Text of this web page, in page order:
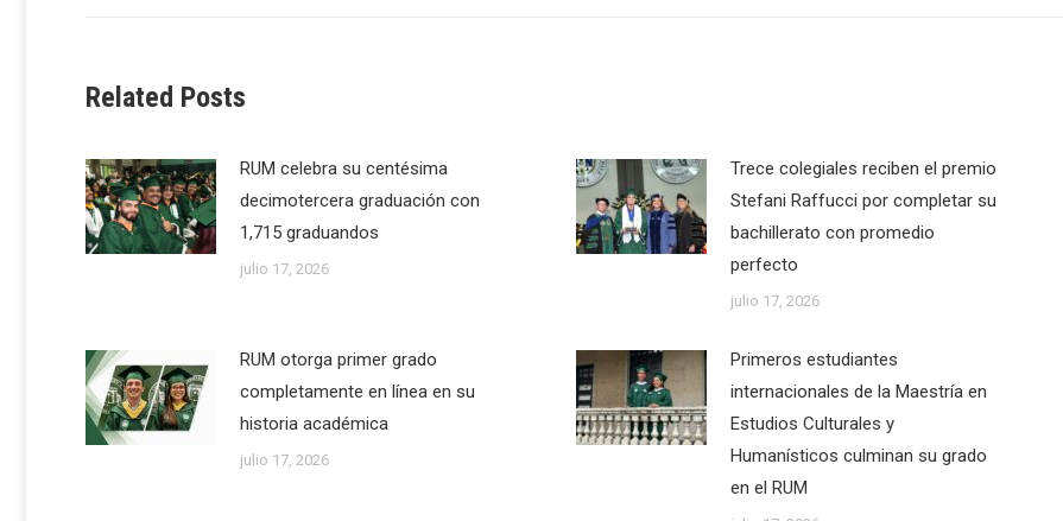
Related Posts
RUM celebra su centésima
decimotercera graduación con
1,715 graduandos
julio 17, 2026
Trece colegiales reciben el premio
Stefani Raffucci por completar su
bachillerato con promedio
perfecto
julio 17, 2026
RUM otorga primer grado
completamente en línea en su
historia académica
julio 17, 2026
Primeros estudiantes
internacionales de la Maestría en
Estudios Culturales y
Humanísticos culminan su grado
en el RUM